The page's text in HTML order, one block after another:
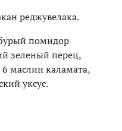
реджувелака.
помидор
зеленый перец,
6 маслин каламата,
уксус.